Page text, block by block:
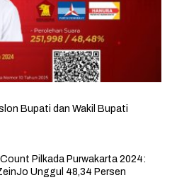
Bupati dan Wakil Bupati
Pilkada Purwakarta 2024:
Unggul 48,34 Persen